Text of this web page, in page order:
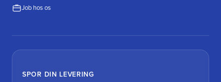
Job hos os
SPOR DIN LEVERING